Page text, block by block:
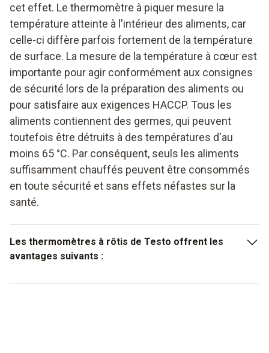
cet effet. Le thermomètre à piquer mesure la
température atteinte à l'intérieur des aliments, car
celle-ci diffère parfois fortement de la température
de surface. La mesure de la température à cœur est
importante pour agir conformément aux consignes
de sécurité lors de la préparation des aliments ou
pour satisfaire aux exigences HACCP. Tous les
aliments contiennent des germes, qui peuvent
toutefois être détruits à des températures d'au
moins 65 °C. Par conséquent, seuls les aliments
suffisamment chauffés peuvent être consommés
en toute sécurité et sans effets néfastes sur la
santé.
Les thermomètres à rôtis de Testo offrent les
avantages suivants :